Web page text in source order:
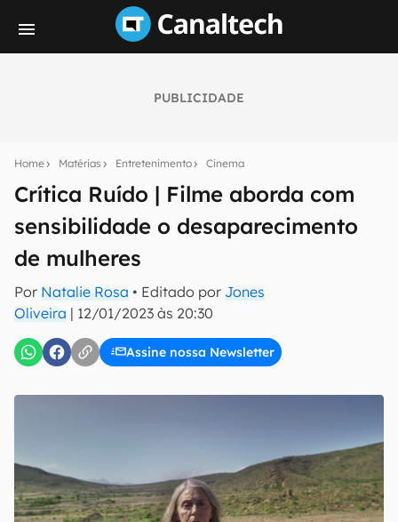
PUBLICIDADE
Home Matérias Entretenimento Cinema
Crítica Ruído | Filme aborda com
sensibilidade o desaparecimento
de mulheres
Por Natalie Rosa • Editado por Jones
Oliveira | 12/01/2023 às 20:30
Assine nossa Newsletter
notícias e reviews sobre tecnologia em primeira
mão.
E-mail
inscreva-se
Confirmo que li, aceito e concordo com os Termos de
Uso e Política de Privacidade do Canaltech.